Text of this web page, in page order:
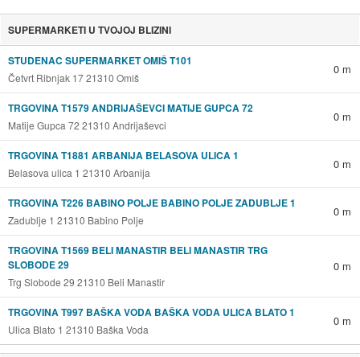
SUPERMARKETI U TVOJOJ BLIZINI
STUDENAC SUPERMARKET OMIŠ T101
Četvrt Ribnjak 17 21310 Omiš
0 m
TRGOVINA T1579 ANDRIJAŠEVCI MATIJE GUPCA 72
Matije Gupca 72 21310 Andrijaševci
0 m
TRGOVINA T1881 ARBANIJA BELASOVA ULICA 1
Belasova ulica 1 21310 Arbanija
0 m
TRGOVINA T226 BABINO POLJE BABINO POLJE ZADUBLJE 1
Zadublje 1 21310 Babino Polje
0 m
TRGOVINA T1569 BELI MANASTIR BELI MANASTIR TRG
SLOBODE 29
Trg Slobode 29 21310 Beli Manastir
0 m
TRGOVINA T997 BAŠKA VODA BAŠKA VODA ULICA BLATO 1
Ulica Blato 1 21310 Baška Voda
0 m